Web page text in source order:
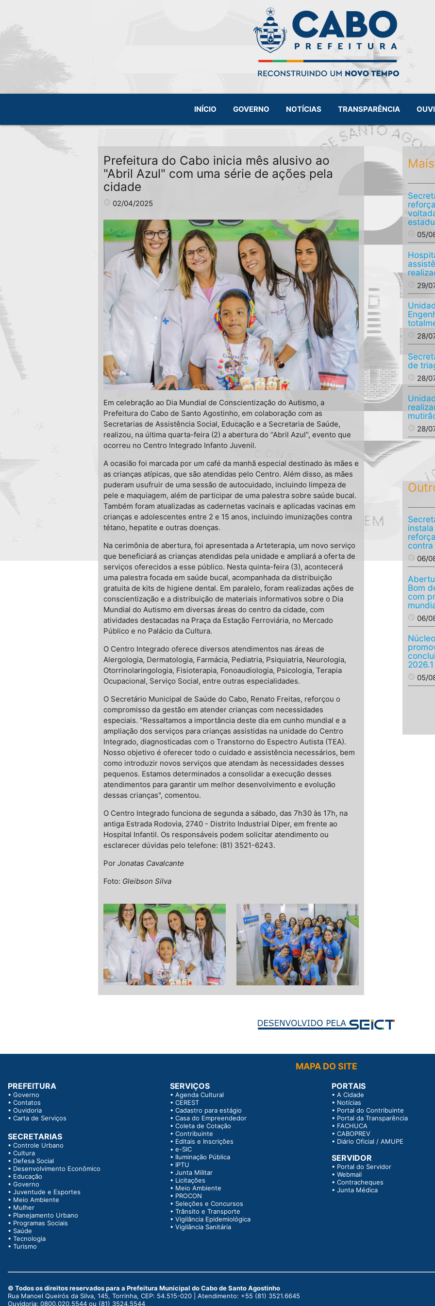
INÍCIO GOVERNO NOTÍCIAS TRANSPARÊNCIA
Prefeitura do Cabo inicia mês alusivo ao
"Abril Azul" com uma série de ações pela
cidade
access_time 02/04/2025
Em celebração ao Dia Mundial de Conscientização do Autismo, a
Prefeitura do Cabo de Santo Agostinho, em colaboração com as
Secretarias de Assistência Social, Educação e a Secretaria de Saúde,
realizou, na última quarta-feira (2) a abertura do “Abril Azul”, evento que
ocorreu no Centro Integrado Infanto Juvenil.
A ocasião foi marcada por um café da manhã especial destinado às mães e
as crianças atípicas, que são atendidas pelo Centro. Além disso, as mães
puderam usufruir de uma sessão de autocuidado, incluindo limpeza de
pele e maquiagem, além de participar de uma palestra sobre saúde bucal.
Também foram atualizadas as cadernetas vacinais e aplicadas vacinas em
crianças e adolescentes entre 2 e 15 anos, incluindo imunizações contra
tétano, hepatite e outras doenças.
Na cerimônia de abertura, foi apresentada a Arteterapia, um novo serviço
que beneficiará as crianças atendidas pela unidade e ampliará a oferta de
serviços oferecidos a esse público. Nesta quinta-feira (3), acontecerá
uma palestra focada em saúde bucal, acompanhada da distribuição
gratuita de kits de higiene dental. Em paralelo, foram realizadas ações de
conscientização e a distribuição de materiais informativos sobre o Dia
Mundial do Autismo em diversas áreas do centro da cidade, com
atividades destacadas na Praça da Estação Ferroviária, no Mercado
Público e no Palácio da Cultura.
O Centro Integrado oferece diversos atendimentos nas áreas de
Alergologia, Dermatologia, Farmácia, Pediatria, Psiquiatria, Neurologia,
Otorrinolaringologia, Fisioterapia, Fonoaudiologia, Psicologia, Terapia
Ocupacional, Serviço Social, entre outras especialidades.
O Secretário Municipal de Saúde do Cabo, Renato Freitas, reforçou o
compromisso da gestão em atender crianças com necessidades
especiais. "Ressaltamos a importância deste dia em cunho mundial e a
ampliação dos serviços para crianças assistidas na unidade do Centro
Integrado, diagnosticadas com o Transtorno do Espectro Autista (TEA).
Nosso objetivo é oferecer todo o cuidado e assistência necessários, bem
como introduzir novos serviços que atendam às necessidades desses
pequenos. Estamos determinados a consolidar a execução desses
atendimentos para garantir um melhor desenvolvimento e evolução
dessas crianças", comentou.
O Centro Integrado funciona de segunda a sábado, das 7h30 às 17h, na
antiga Estrada Rodovia, 2740 - Distrito Industrial Diper, em frente ao
Hospital Infantil. Os responsáveis podem solicitar atendimento ou
esclarecer dúvidas pelo telefone: (81) 3521-6243.
Por Jonatas Cavalcante
Foto: Gleibson Silva
access_time 05/
access_time 29/
access_time 28/
de
access_time 28/
access_time 28/
contra
access_time 06/
Bom
com
access_time 06/
2026.1
access_time 05/
MAPA DO SITE
PREFEITURA
•Governo
•Contatos
•Ouvidoria
•Carta de Serviços
SECRETARIAS
•Controle Urbano
•Cultura
• Defesa Social
• Desenvolvimento Econômico
• Educação
•Governo
•Juventude e Esportes
• Meio Ambiente
• Mulher
• Planejamento Urbano
• Programas Sociais
• Saúde
•Tecnologia
•Turismo
SERVIÇOS
• Agenda Cultural
• CEREST
• Cadastro para estágio
• Casa do Empreendedor
• Coleta de Cotação
• Contribuinte
• Editais e Inscrições
• e-SIC
• Iluminação Pública
• IPTU
• Junta Militar
• Licitações
• Meio Ambiente
• PROCON
• Seleções e Concursos
• Trânsito e Transporte
• Vigilância Epidemiológica
• Vigilância Sanitária
PORTAIS
•A Cidade
• Notícias
• Portal do Contribuinte
• Portal da Transparência
• FACHUCA
•CABOPREV
• Diário Oficial / AMUPE
SERVIDOR
• Portal do Servidor
•Webmail
•Contracheques
•Junta Médica
© Todos os direitos reservados para a Prefeitura Municipal do Cabo de Santo Agostinho
Rua Manoel Queirós da Silva, 145, Torrinha, CEP: 54.515-020 | Atendimento: +55 (81) 3521.6645
Ouvidoria: 0800.020.5544 ou (81) 3524.5544